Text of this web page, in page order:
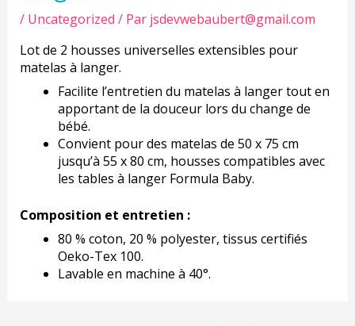
/ Uncategorized / Par jsdevwebaubert@gmail.com
Lot de 2 housses universelles extensibles pour
matelas à langer.
Facilite l’entretien du matelas à langer tout en
apportant de la douceur lors du change de
bébé.
Convient pour des matelas de 50 x 75 cm
jusqu’à 55 x 80 cm, housses compatibles avec
les tables à langer Formula Baby.
Composition et entretien :
80 % coton, 20 % polyester, tissus certifiés
Oeko-Tex 100.
Lavable en machine à 40°.